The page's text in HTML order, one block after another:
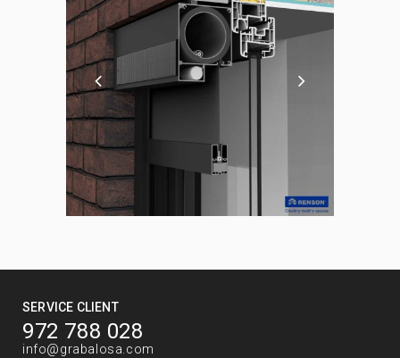
SERVICE CLIENT
972 788 028
info@grabalosa.com